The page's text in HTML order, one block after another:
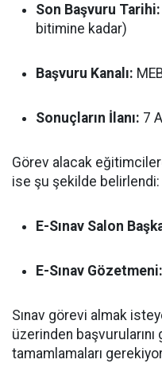
Son Başvuru Tarihi:
bitimine kadar)
Başvuru Kanalı:
Sonuçların İlanı: 7
Görev alacak
ise şu şekilde belirlendi:
E-Sınav Salon
E-Sınav Gözetmeni:
Sınav görevi almak
üzerinden başvurularını
tamamlamaları